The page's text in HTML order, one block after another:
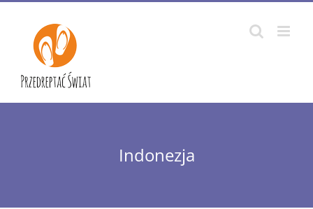
Przejdź
zawartości
Indonezja